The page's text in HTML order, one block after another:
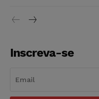
Inscreva-se